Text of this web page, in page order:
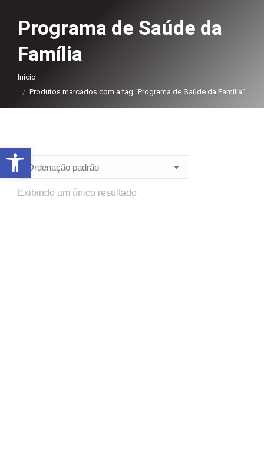
Programa de Saúde da
Família
Você está aqui:
Início
Produtos marcados com a tag “Programa de Saúde da Família”
Exibindo um único resultado
Abrir a barra de ferramentas